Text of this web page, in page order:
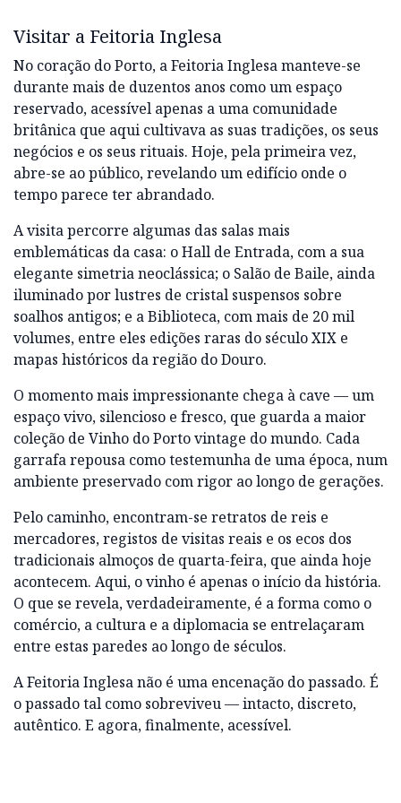
Visitar a Feitoria Inglesa
No coração do Porto, a Feitoria Inglesa manteve-se
durante mais de duzentos anos como um espaço
reservado, acessível apenas a uma comunidade
britânica que aqui cultivava as suas tradições, os seus
negócios e os seus rituais. Hoje, pela primeira vez,
abre-se ao público, revelando um edifício onde o
tempo parece ter abrandado.
A visita percorre algumas das salas mais
emblemáticas da casa: o Hall de Entrada, com a sua
elegante simetria neoclássica; o Salão de Baile, ainda
iluminado por lustres de cristal suspensos sobre
soalhos antigos; e a Biblioteca, com mais de 20 mil
volumes, entre eles edições raras do século XIX e
mapas históricos da região do Douro.
O momento mais impressionante chega à cave — um
espaço vivo, silencioso e fresco, que guarda a maior
coleção de Vinho do Porto vintage do mundo. Cada
garrafa repousa como testemunha de uma época, num
ambiente preservado com rigor ao longo de gerações.
Pelo caminho, encontram-se retratos de reis e
mercadores, registos de visitas reais e os ecos dos
tradicionais almoços de quarta-feira, que ainda hoje
acontecem. Aqui, o vinho é apenas o início da história.
O que se revela, verdadeiramente, é a forma como o
comércio, a cultura e a diplomacia se entrelaçaram
entre estas paredes ao longo de séculos.
A Feitoria Inglesa não é uma encenação do passado. É
o passado tal como sobreviveu — intacto, discreto,
autêntico. E agora, finalmente, acessível.